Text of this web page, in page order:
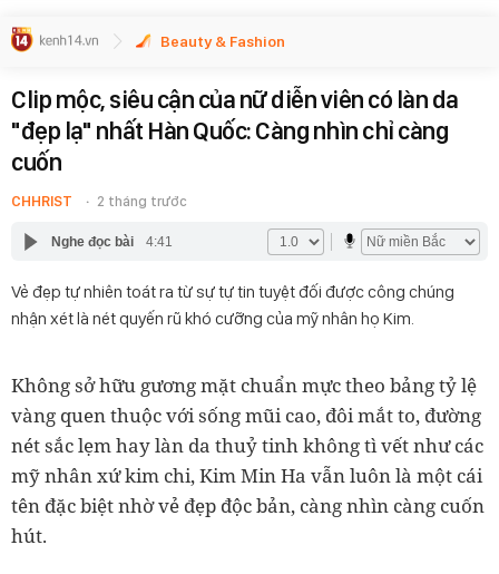
Beauty & Fashion
Clip mộc, siêu cận của nữ diễn viên có làn da
"đẹp lạ" nhất Hàn Quốc: Càng nhìn chỉ càng
cuốn
CHHRIST 2 tháng trước
Nghe đọc bài 4:41
Vẻ đẹp tự nhiên toát ra từ sự tự tin tuyệt đối được công chúng
nhận xét là nét quyến rũ khó cưỡng của mỹ nhân họ Kim.
Không sở hữu gương mặt chuẩn mực theo bảng tỷ lệ
vàng quen thuộc với sống mũi cao, đôi mắt to, đường
nét sắc lẹm hay làn da thuỷ tinh không tì vết như các
mỹ nhân xứ kim chi, Kim Min Ha vẫn luôn là một cái
tên đặc biệt nhờ vẻ đẹp độc bản, càng nhìn càng cuốn
hút.